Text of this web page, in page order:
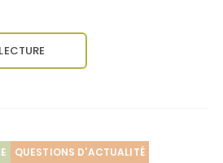
QUESTIONS D'ACTUALITÉ